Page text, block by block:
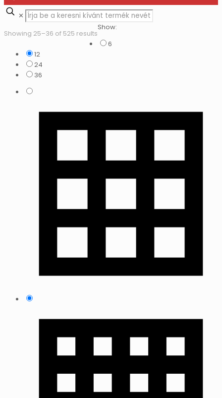
✕
Showing 25–36 of 525 results
Show:
6
12
24
36